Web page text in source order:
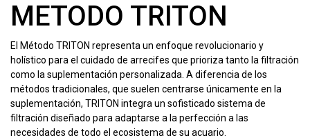
METODO TRITON
El Método TRITON representa un enfoque revolucionario y
holístico para el cuidado de arrecifes que prioriza tanto la filtración
como la suplementación personalizada. A diferencia de los
métodos tradicionales, que suelen centrarse únicamente en la
suplementación, TRITON integra un sofisticado sistema de
filtración diseñado para adaptarse a la perfección a las
necesidades de todo el ecosistema de su acuario.